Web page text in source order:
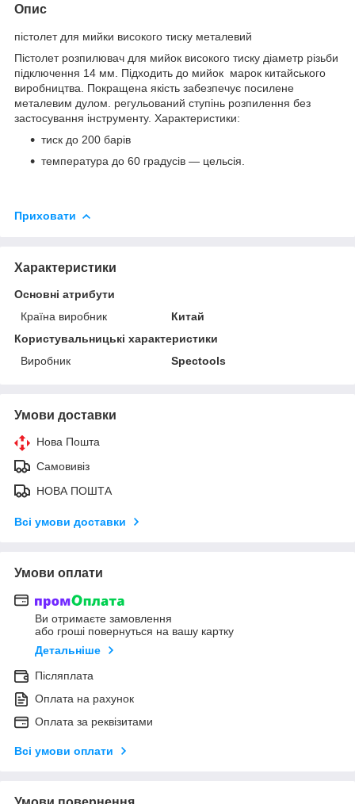
Опис
пістолет для мийки високого тиску металевий
Пістолет розпилювач для мийок високого тиску діаметр різьби
підключення 14 мм. Підходить до мийок марок китайського
виробництва. Покращена якість забезпечує посилене
металевим дулом. регульований ступінь розпилення без
застосування інструменту. Характеристики:
тиск до 200 барів
температура до 60 градусів — цельсія.
Приховати
Характеристики
Основні атрибути
Країна виробник
Китай
Користувальницькі характеристики
Виробник
Spectools
Умови доставки
Нова Пошта
Самовивіз
НОВА ПОШТА
Всі умови доставки
Умови оплати
Ви отримаєте замовлення
або гроші повернуться на вашу картку
Детальніше
Післяплата
Оплата на рахунок
Оплата за реквізитами
Всі умови оплати